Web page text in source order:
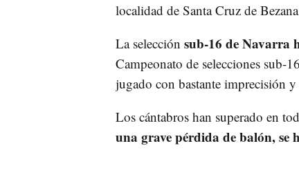
localidad de Santa Cruz de
La selección sub-16 de Navarra
Campeonato de selecciones sub-
jugado con bastante imprecisión
Los cántabros han superado en
una grave pérdida de balón, se